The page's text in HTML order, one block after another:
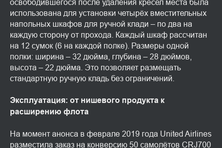
освободившегося после удаления кресел места была
использована для установки четырёх вместительных
напольных шкафов для ручной клади – по два на
каждую сторону от прохода. Каждый шкаф рассчитан
на 12 сумок (6 на каждой полке). Размеры одной
полки: ширина – 32 дюйма, глубина – 28 дюймов,
высота – 22 дюйма. Это позволяет размещать
стандартную ручную кладь без ограничений.
Эксплуатация: от нишевого продукта к
расширению флота
На момент анонса в феврале 2019 года United Airlines
разместила заказ на конверсию 50 самолётов CRJ700